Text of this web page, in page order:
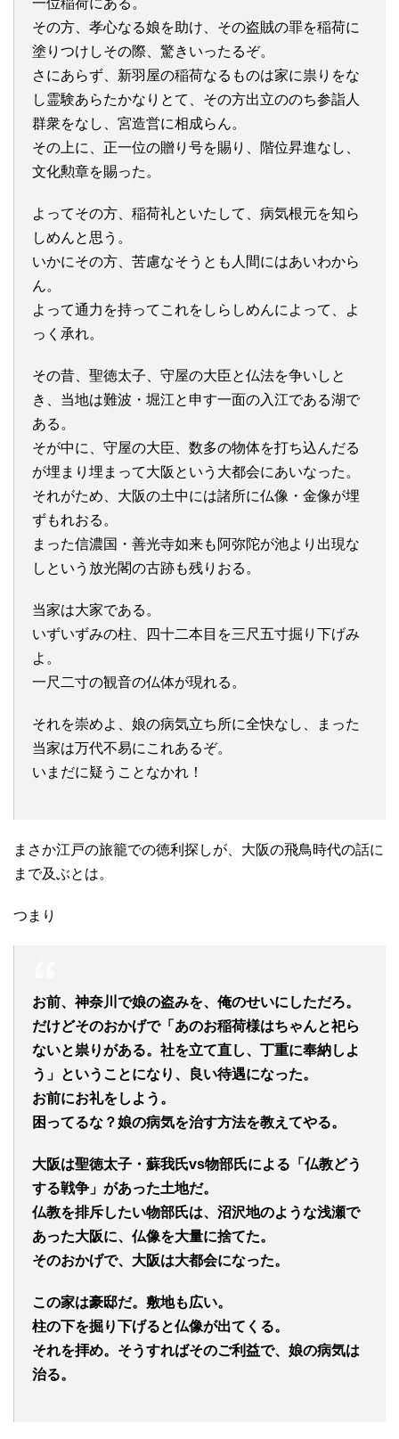
その方、孝心なる娘を助け、その盗賊の罪を稲荷に
塗りつけしその際、驚きいったるぞ。
さにあらず、新羽屋の稲荷なるものは家に祟りをな
し霊験あらたかなりとて、その方出立ののち参詣人
群衆をなし、宮造営に相成らん。
その上に、正一位の贈り号を賜り、階位昇進なし、
文化勲章を賜った。
よってその方、稲荷礼といたして、病気根元を知ら
しめんと思う。
いかにその方、苦慮なそうとも人間にはあいわから
ん。
よって通力を持ってこれをしらしめんによって、よ
っく承れ。
その昔、聖徳太子、守屋の大臣と仏法を争いしと
き、当地は難波・堀江と申す一面の入江である湖で
ある。
そが中に、守屋の大臣、数多の物体を打ち込んだる
が埋まり埋まって大阪という大都会にあいなった。
それがため、大阪の土中には諸所に仏像・金像が埋
ずもれおる。
まった信濃国・善光寺如来も阿弥陀が池より出現な
しという放光閣の古跡も残りおる。
当家は大家である。
いずいずみの柱、四十二本目を三尺五寸掘り下げみ
よ。
一尺二寸の観音の仏体が現れる。
それを崇めよ、娘の病気立ち所に全快なし、まった
当家は万代不易にこれあるぞ。
いまだに疑うことなかれ！
まさか江戸の旅籠での徳利探しが、大阪の飛鳥時代の話に
まで及ぶとは。
つまり
お前、神奈川で娘の盗みを、俺のせいにしただろ。
だけどそのおかげで「あのお稲荷様はちゃんと祀ら
ないと祟りがある。社を立て直し、丁重に奉納しよ
う」ということになり、良い待遇になった。
お前にお礼をしよう。
困ってるな？娘の病気を治す方法を教えてやる。
大阪は聖徳太子・蘇我氏vs物部氏による「仏教どう
する戦争」があった土地だ。
仏教を排斥したい物部氏は、沼沢地のような浅瀬で
あった大阪に、仏像を大量に捨てた。
そのおかげで、大阪は大都会になった。
この家は豪邸だ。敷地も広い。
柱の下を掘り下げると仏像が出てくる。
それを拝め。そうすればそのご利益で、娘の病気は
治る。